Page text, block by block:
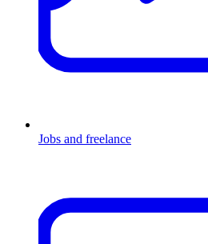
Jobs and freelance